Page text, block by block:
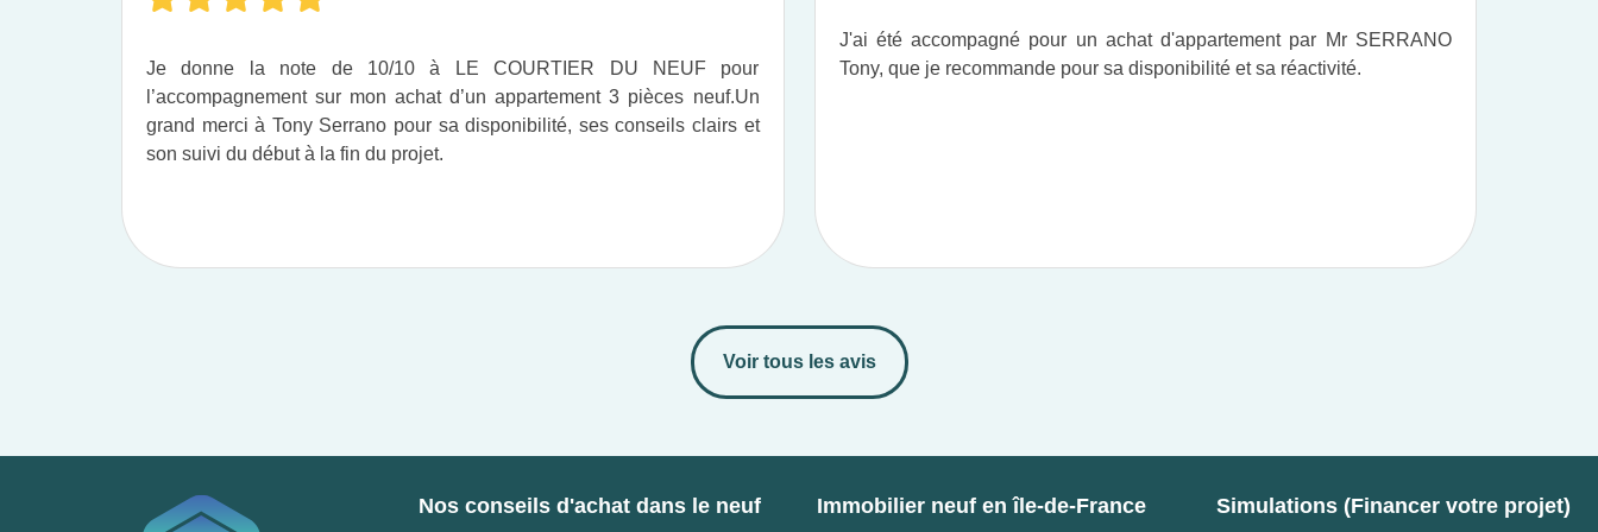
Je donne la note de 10/10 à LE COURTIER DU NEUF pour
l’accompagnement sur mon achat d’un appartement 3 pièces neuf.​ Un
grand merci à Tony Serrano pour sa disponibilité, ses conseils clairs et
son suivi du début à la fin du projet.​
J'ai été accompagné pour un achat d'appartement par Mr SERRANO
Tony, que je recommande pour sa disponibilité et sa réactivité.
Voir tous les avis
Nos conseils d'achat dans le neuf Immobilier neuf en île-de-France Simulations (Financer votre projet)